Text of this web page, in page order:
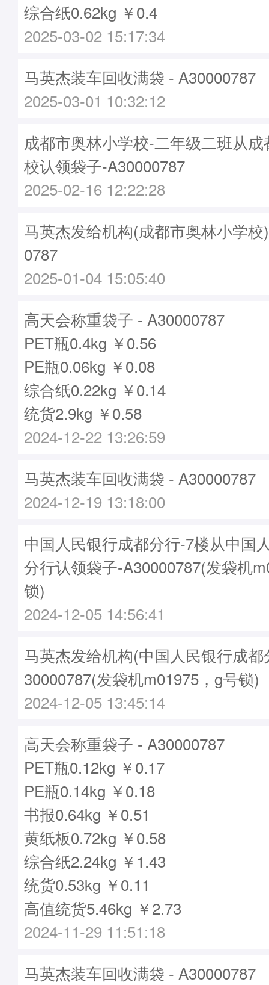
综合纸0.62kg ￥0.4
2025-03-02 15:17:34
马英杰装车回收满袋 - A30000787
2025-03-01 10:32:12
成都市奥林小学校-二年级二班从
校认领袋子-A30000787
2025-02-16 12:22:28
马英杰发给机构(成都市奥林小学
0787
2025-01-04 15:05:40
高天会称重袋子 - A30000787
PET瓶0.4kg ￥0.56
PE瓶0.06kg ￥0.08
综合纸0.22kg ￥0.14
统货2.9kg ￥0.58
2024-12-22 13:26:59
马英杰装车回收满袋 - A30000787
2024-12-19 13:18:00
中国人民银行成都分行-7楼从中国
分行认领袋子-A30000787(发袋机
锁)
2024-12-05 14:56:41
马英杰发给机构(中国人民银行成
30000787(发袋机m01975，g号锁)
2024-12-05 13:45:14
高天会称重袋子 - A30000787
PET瓶0.12kg ￥0.17
PE瓶0.14kg ￥0.18
书报0.64kg ￥0.51
黄纸板0.72kg ￥0.58
综合纸2.24kg ￥1.43
统货0.53kg ￥0.11
高值统货5.46kg ￥2.73
2024-11-29 11:51:18
马英杰装车回收满袋 - A30000787